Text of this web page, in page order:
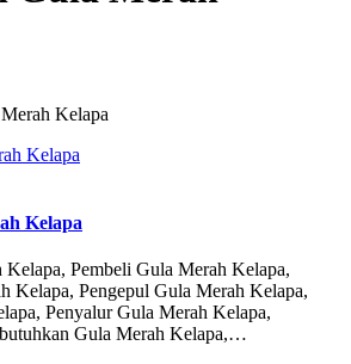
Kelapa
Kelapa
Kelapa, Pembeli Gula Merah Kelapa,
Kelapa, Pengepul Gula Merah Kelapa,
Penyalur Gula Merah Kelapa,
Gula Merah Kelapa,…